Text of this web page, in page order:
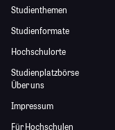
Studienthemen
Studienformate
Hochschulorte
Studienplatzbörse
Über uns
Impressum
Für Hochschulen